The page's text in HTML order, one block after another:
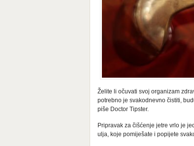
Želite li očuvati svoj organizam
potrebno je svakodnevno čistiti,
piše Doctor Tipster.
Pripravak za čišćenje jetre vrlo je
ulja, koje pomiješate i popijete